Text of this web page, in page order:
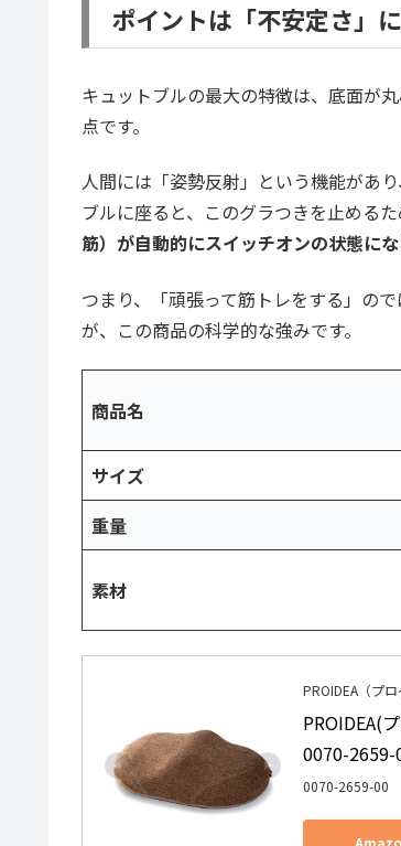
ポイントは「不安定さ」
キュットブルの最大の特徴は、底面が
点です。
人間には「姿勢反射」という機能があ
ブルに座ると、このグラつきを止めるた
筋）が自動的にスイッチオンの状態にな
つまり、「頑張って筋トレをする」の
が、この商品の科学的な強みです。
商品名
サイズ
重量
素材
PROIDEA（プロ
PROIDEA(
0070-2659-
0070-2659-00